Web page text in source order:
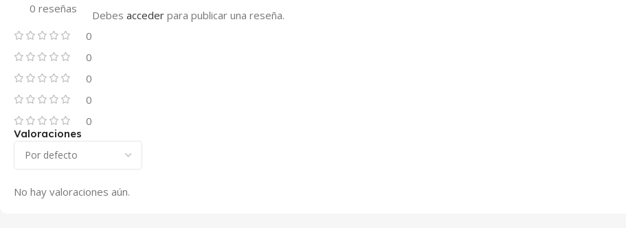
0 reseñas
0
0
0
0
0
Valoraciones
No hay valoraciones aún.
Debes acceder para publicar una reseña.